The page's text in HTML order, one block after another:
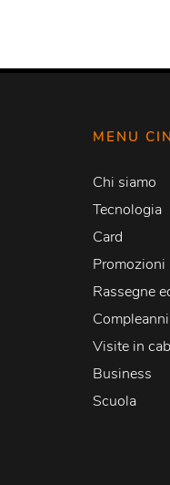
MENU
Chi siamo
Tecnologia
Card
Promozioni
Rassegne
Compleanni
Visite in
Business
Scuola